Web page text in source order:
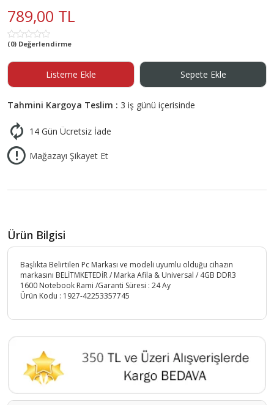
789,00 TL
(0) Değerlendirme
Listeme Ekle Sepete Ekle
Tahmini Kargoya Teslim : 3 iş günü içerisinde
14 Gün Ücretsiz İade
Mağazayı Şikayet Et
Ürün Bilgisi
Başlıkta Belirtilen Pc Markası ve modeli uyumlu olduğu cihazın
markasını BELİTMKETEDİR / Marka Afila & Universal / 4GB DDR3
1600 Notebook Rami /Garanti Süresi : 24 Ay
Ürün Kodu : 1927-42253357745